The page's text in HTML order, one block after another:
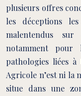
plusieurs offres
les déceptions
malentendus
notamment pour
pathologies liées à
Agricole n’est ni la
situe dans une